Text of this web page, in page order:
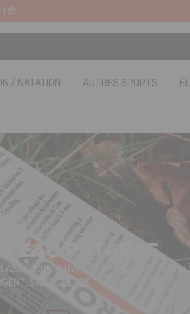
! 📦
/ NATATION AUTRES SPORTS
EAU POTABLE
CONSERVENT L'EAU CLAIRE
SANS CHLORE.